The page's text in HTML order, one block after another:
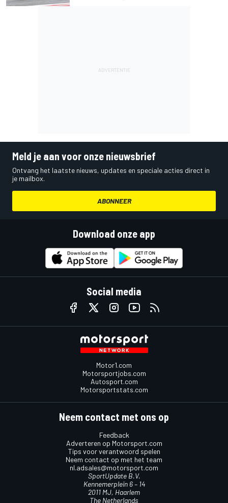
Meld je aan voor onze nieuwsbrief
Ontvang het laatste nieuws, updates en speciale acties direct in
je mailbox.
ABONNEER
Download onze app
Social media
Motor1.com
Motorsportjobs.com
Autosport.com
Motorsportstats.com
Neem contact met ons op
Feedback
Adverteren op Motorsport.com
Tips voor verantwoord spelen
Neem contact op met het team
nl.adsales@motorsport.com
SportUpdate B.V.
Kennemerplein 6 – 14
2011 MJ, Haarlem
The Netherlands